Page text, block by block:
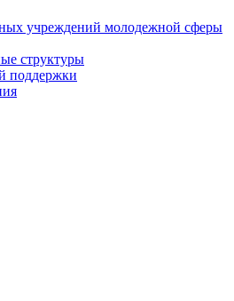
учреждений молодежной сферы
структуры
поддержки